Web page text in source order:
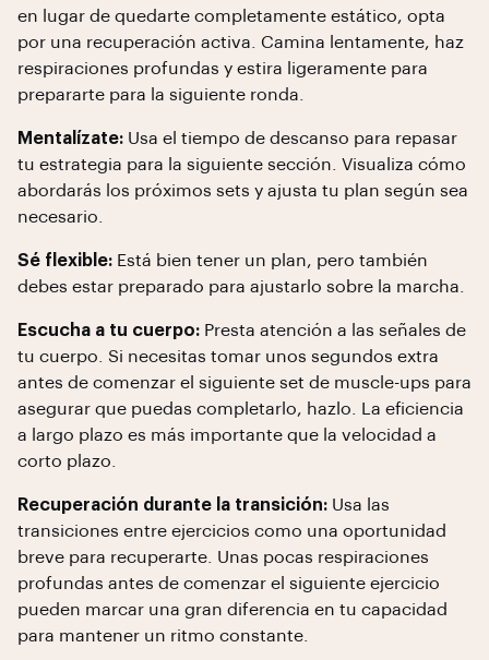
en lugar de quedarte completamente estático, opta
por una recuperación activa. Camina lentamente, haz
respiraciones profundas y estira ligeramente para
prepararte para la siguiente ronda.
Mentalízate: Usa el tiempo de descanso para repasar
tu estrategia para la siguiente sección. Visualiza cómo
abordarás los próximos sets y ajusta tu plan según sea
necesario.
Sé flexible: Está bien tener un plan, pero también
debes estar preparado para ajustarlo sobre la marcha.
Escucha a tu cuerpo: Presta atención a las señales de
tu cuerpo. Si necesitas tomar unos segundos extra
antes de comenzar el siguiente set de muscle-ups para
asegurar que puedas completarlo, hazlo. La eficiencia
a largo plazo es más importante que la velocidad a
corto plazo.
Recuperación durante la transición: Usa las
transiciones entre ejercicios como una oportunidad
breve para recuperarte. Unas pocas respiraciones
profundas antes de comenzar el siguiente ejercicio
pueden marcar una gran diferencia en tu capacidad
para mantener un ritmo constante.